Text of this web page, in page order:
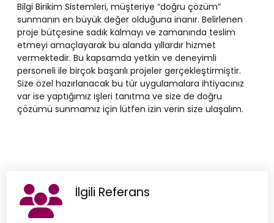
Bilgi Birikim Sistemleri, müşteriye “doğru çözüm”
sunmanın en büyük değer olduğuna inanır. Belirlenen
proje bütçesine sadık kalmayı ve zamanında teslim
etmeyi amaçlayarak bu alanda yıllardır hizmet
vermektedir. Bu kapsamda yetkin ve deneyimli
personeli ile birçok başarılı projeler gerçekleştirmiştir.
Size özel hazırlanacak bu tür uygulamalara ihtiyacınız
var ise yaptığımız işleri tanıtma ve size de doğru
çözümü sunmamız için lütfen izin verin size ulaşalım.
İlgili Referans